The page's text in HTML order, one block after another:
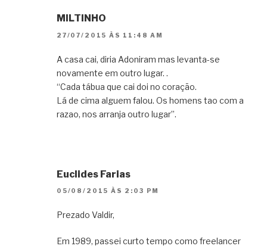
MILTINHO
27/07/2015 ÀS 11:48 AM
A casa cai, diria Adoniram mas levanta-se
novamente em outro lugar. .
“Cada tábua que cai doi no coração.
Lá de cima alguem falou. Os homens tao com a
razao, nos arranja outro lugar”.
Euclides Farias
05/08/2015 ÀS 2:03 PM
Prezado Valdir,
Em 1989, passei curto tempo como freelancer